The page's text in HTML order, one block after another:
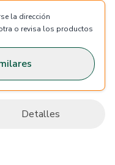
la dirección
o revisa los productos
Detalles